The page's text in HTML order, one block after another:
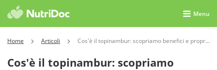
Menu
Home Articoli Cos'è il topinambur: scopriamo benefici e proprietà di questo tubero
Cos'è il topinambur: scopriamo